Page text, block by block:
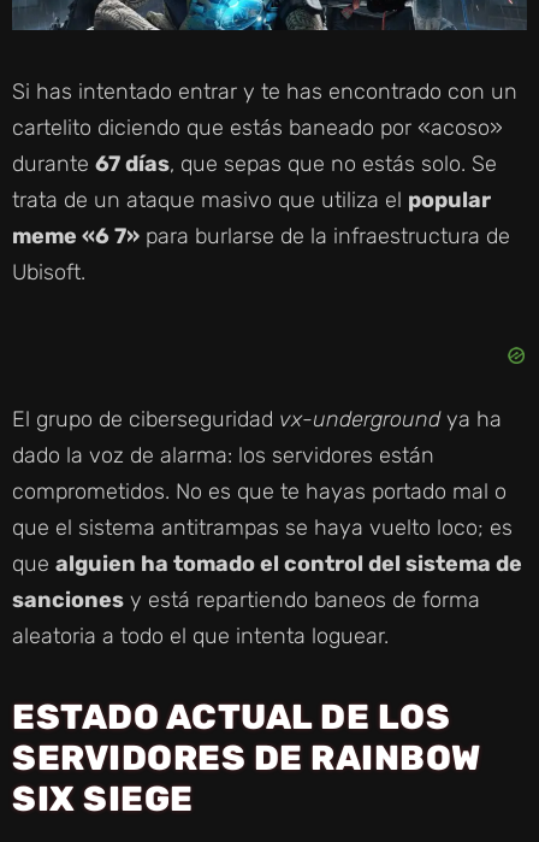
Si has intentado entrar y te has encontrado con un
cartelito diciendo que estás baneado por «acoso»
durante 67 días, que sepas que no estás solo. Se
trata de un ataque masivo que utiliza el popular
meme «6 7» para burlarse de la infraestructura de
Ubisoft.
El grupo de ciberseguridad vx-undergroundya ha
dado la voz de alarma: los servidores están
comprometidos. No es que te hayas portado mal o
que el sistema antitrampas se haya vuelto loco; es
que alguien ha tomado el control del sistema de
sanciones y está repartiendo baneos de forma
aleatoria a todo el que intenta loguear.
ESTADO ACTUAL DE LOS
SERVIDORES DE RAINBOW
SIX SIEGE